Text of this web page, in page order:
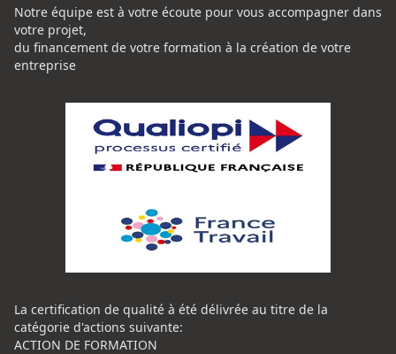
Notre équipe est à votre écoute pour vous accompagner dans
votre projet,
du financement de votre formation à la création de votre
entreprise
La certification de qualité à été délivrée au titre de la
catégorie d'actions suivante:
ACTION DE FORMATION